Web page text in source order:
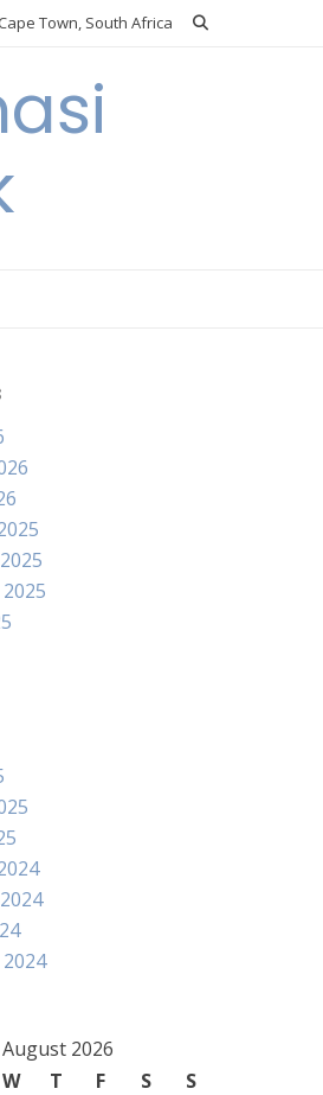
Cape Town, South Africa
August 2026
W T F S
S